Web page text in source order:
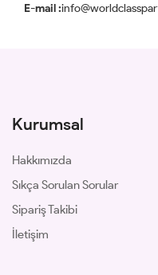
E-mail :
Kurumsal
Hakkımızda
Sıkça Sorulan Sorular
Sipariş Takibi
İletişim